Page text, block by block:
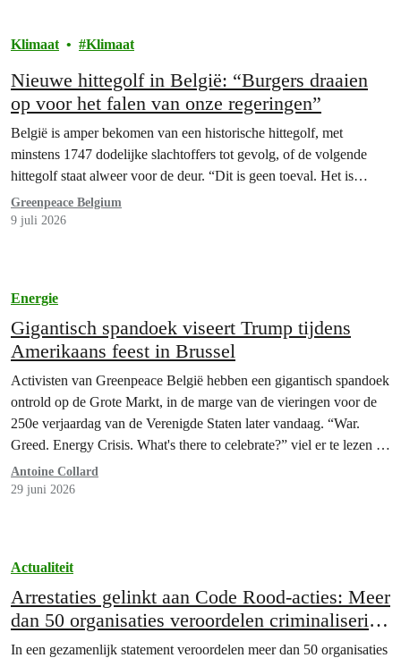
Klimaat Klimaat
Nieuwe hittegolf in België: “Burgers draaien
op voor het falen van onze regeringen”
België is amper bekomen van een historische hittegolf, met
minstens 1747 dodelijke slachtoffers tot gevolg, of de volgende
hittegolf staat alweer voor de deur. “Dit is geen toeval. Het is…
Greenpeace Belgium
9 juli 2026
Energie
Gigantisch spandoek viseert Trump tijdens
Amerikaans feest in Brussel
Activisten van Greenpeace België hebben een gigantisch spandoek
ontrold op de Grote Markt, in de marge van de vieringen voor de
250e verjaardag van de Verenigde Staten later vandaag. “War.
Greed. Energy Crisis. What's there to celebrate?” viel er te lezen op
het spandoek van maar liefst 600 m2.
Antoine Collard
29 juni 2026
Actualiteit
Arrestaties gelinkt aan Code Rood-acties: Meer
dan 50 organisaties veroordelen criminalisering
van sociale bewegingen
In een gezamenlijk statement veroordelen meer dan 50 organisaties